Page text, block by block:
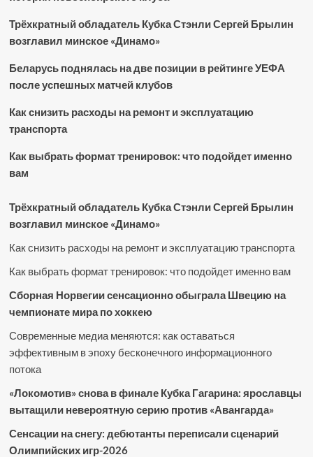
Трёхкратный обладатель Кубка Стэнли Сергей Брылин
возглавил минское «Динамо»
Беларусь поднялась на две позиции в рейтинге УЕФА
после успешных матчей клубов
Как снизить расходы на ремонт и эксплуатацию
транспорта
Как выбрать формат тренировок: что подойдет именно
вам
Трёхкратный обладатель Кубка Стэнли Сергей Брылин
возглавил минское «Динамо»
Как снизить расходы на ремонт и эксплуатацию транспорта
Как выбрать формат тренировок: что подойдет именно вам
Сборная Норвегии сенсационно обыграла Швецию на
чемпионате мира по хоккею
Современные медиа меняются: как оставаться
эффективным в эпоху бесконечного информационного
потока
«Локомотив» снова в финале Кубка Гагарина: ярославцы
вытащили невероятную серию против «Авангарда»
Сенсации на снегу: дебютанты переписали сценарий
Олимпийских игр-2026